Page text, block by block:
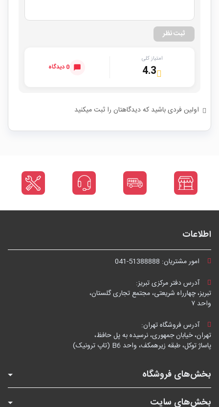
ثبت نظر
امتیاز کلی
4.3 0 دیدگاه
اولین فردی باشید که دیدگاهتان را ثبت میکنید
اطلاعات
امور مشتریان: 041-51388888
آدرس دفتر مرکزی تبریز:
تبریز، چهارراه شریعتی، مجتمع تجاری گلستان،
واحد ۷
آدرس فروشگاه تهران:
تهران، خیابان جمهوری، نرسیده به پل حافظ،
پاساژ توکل، طبقه زیرهمکف، واحد B6 (تاپ ترونیک)
بخش‌های فروشگاه
بخش‌های سایت